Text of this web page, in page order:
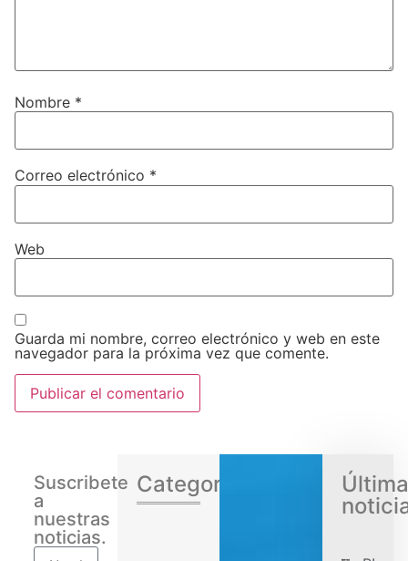
Nombre *
Correo electrónico *
Web
Guarda mi nombre, correo electrónico y web en este
navegador para la próxima vez que comente.
Suscribete
a
nuestras
noticias.
Categorias